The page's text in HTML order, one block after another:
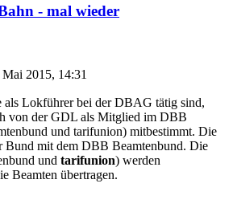
- mal wieder
2015, 14:31
als Lokführer bei der DBAG tätig sind,
von der GDL als Mitglied im DBB
und tarifunion) mitbestimmt. Die
Bund mit dem DBB Beamtenbund. Die
und tarifunion) werden
Beamten übertragen.